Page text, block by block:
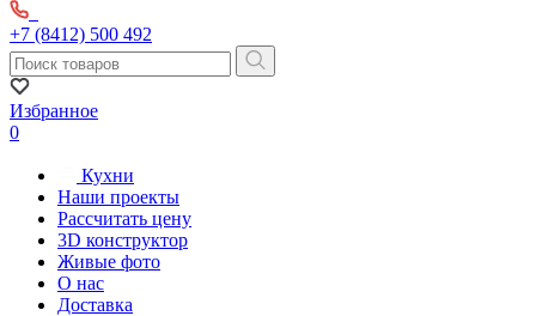
+7 (8412) 500 492
Избранное
0
Кухни
Наши проекты
Рассчитать цену
3D конструктор
Живые фото
О нас
Доставка